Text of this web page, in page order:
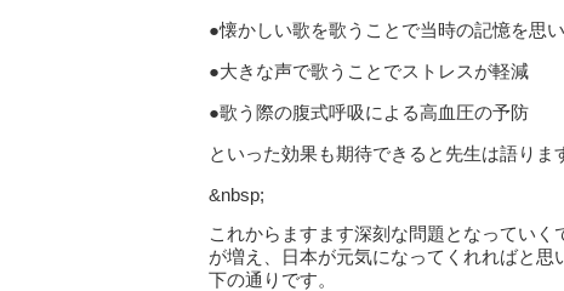
●懐かしい歌を歌うことで当時の記憶を思
●⼤きな声で歌うことでストレスが軽減
●歌う際の腹式呼吸による⾼⾎圧の予防
といった効果も期待できると先生は語りま
&nbsp;
これからますます深刻な問題となってい
が増え、日本が元気になってくれればと
下の通りです。